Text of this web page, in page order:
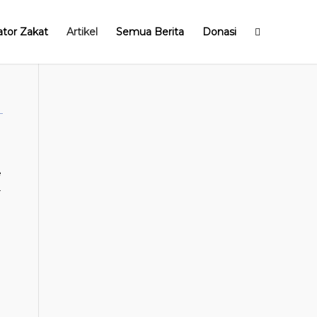
Zakat Artikel Semua Berita Donasi